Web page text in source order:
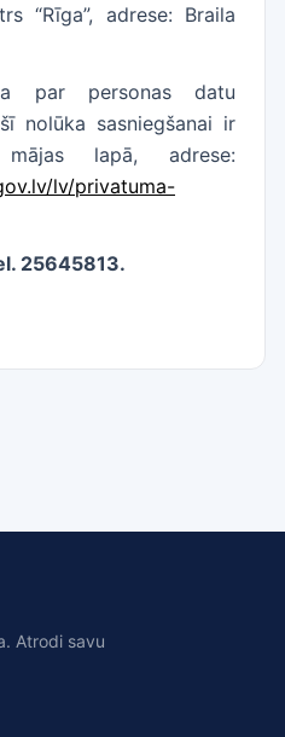
“Rīga”, adrese: Braila
par personas datu
nolūka sasniegšanai ir
lapā, adrese:
lv/privatuma-
25645813.
Atrodi savu